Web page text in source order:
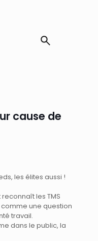
cause de
les élites aussi !
reconnaît les TMS
une question
travail.
dans le public, la